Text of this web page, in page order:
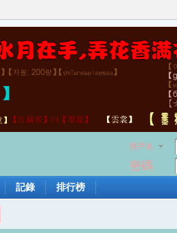
用戶名
密碼
記錄 排行榜